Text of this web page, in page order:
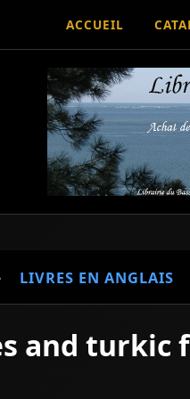
ACCUEIL
LIVRES EN ANGLAIS
and turkic